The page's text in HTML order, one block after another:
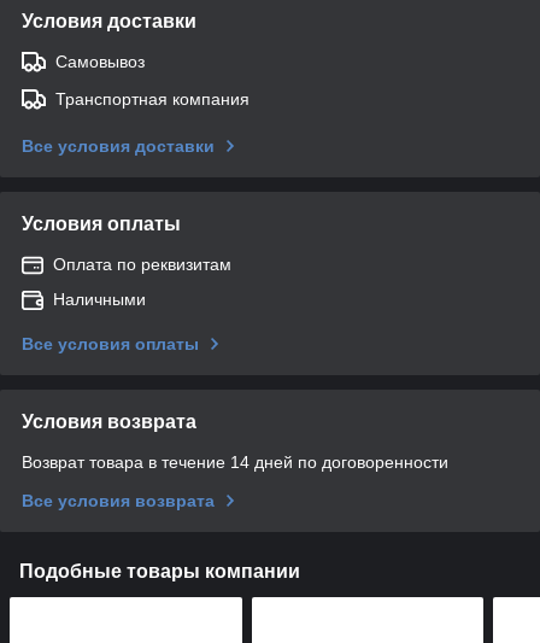
Условия доставки
Самовывоз
Транспортная компания
Все условия доставки
Условия оплаты
Оплата по реквизитам
Наличными
Все условия оплаты
Условия возврата
Возврат товара в течение 14 дней по договоренности
Все условия возврата
Подобные товары компании